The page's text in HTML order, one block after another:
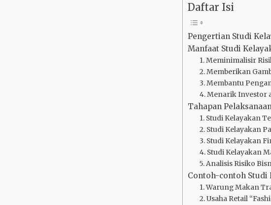
Daftar Isi
Pengertian Studi
Manfaat Studi
1. Meminimalisir
2. Memberikan
3. Membantu
4. Menarik Investor
Tahapan
1. Studi Kelayakan
2. Studi Kelayakan
3. Studi Kelayakan
4. Studi Kelayakan
5. Analisis Risiko
Contoh-contoh Studi
1. Warung Makan
2. Usaha Retail